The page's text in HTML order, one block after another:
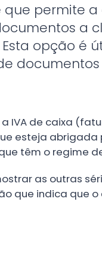
permite
a
opção é
IVA de caixa
esteja abrigada
têm o regime
as outras
que indica que